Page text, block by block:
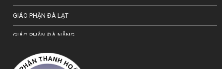
GIÁO PHẬN ĐÀ LẠT
GIÁO PHẬN ĐÀ NẴNG
TỔNG GIÁO PHẬN HÀ NỘI